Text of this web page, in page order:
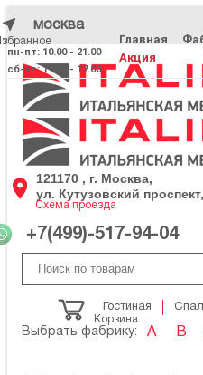
москва
пн-пт: 10.00 - 21.00
сб-вс: 11.00 - 17.00
Главная
Акция
121170 , г. Москва,
ул. Кутузовский
Схема проезда
+7(499)-517-94-04
Корзина
Гостиная
Выбрать фабрику: A B